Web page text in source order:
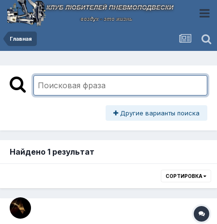
Главная
Другие варианты поиска
Найдено 1 результат
СОРТИРОВКА